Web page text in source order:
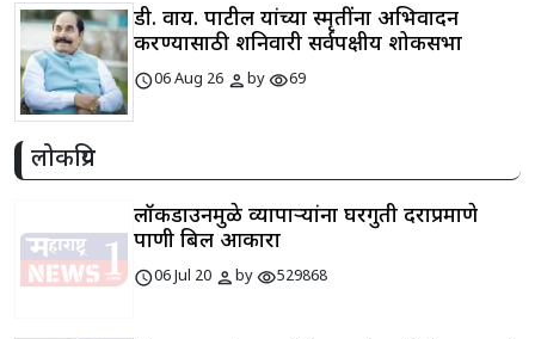
डी. वाय. पाटील यांच्या स्मृतींना अभिवादन
करण्यासाठी शनिवारी सर्वपक्षीय शोकसभा
schedule06 Aug 26 personbyvisibility69
लोकप्रिय
लॉकडाउनमुळे व्यापाऱ्यांना घरगुती दराप्रमाणे
पाणी बिल आकारा
schedule06 Jul 20 personbyvisibility529868